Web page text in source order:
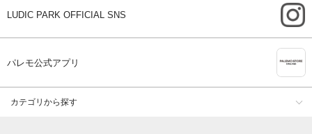
LUDIC PARK OFFICIAL SNS
パレモ公式アプリ
カテゴリから探す